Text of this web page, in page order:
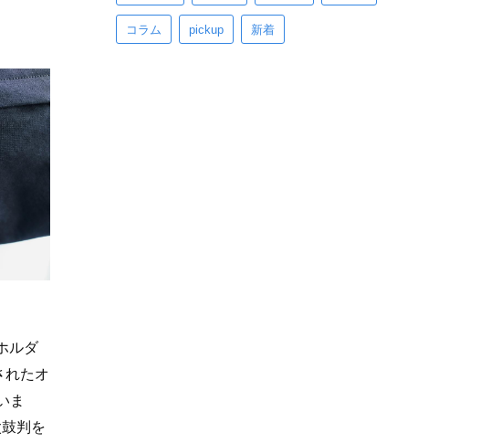
ルダ
れたオ
ま
判を
コラム pickup 新着